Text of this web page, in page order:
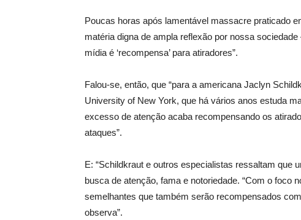
Poucas horas após lamentável massacre praticado
matéria digna de ampla reflexão por nossa
mídia é ‘recompensa’ para atiradores”.
Falou-se, então, que “para a americana Jaclyn
University of New York, que há vários anos estuda
excesso de atenção acaba recompensando os
ataques”.
E: “Schildkraut e outros especialistas ressaltam que
busca de atenção, fama e notoriedade. “Com o foco
semelhantes que também serão recompensados
observa”.